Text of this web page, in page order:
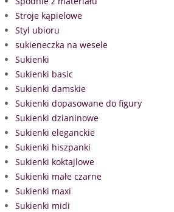
Stroje kąpielowe
Styl ubioru
sukieneczka na wesele
Sukienki
Sukienki basic
Sukienki damskie
Sukienki dopasowane do figury
Sukienki dzianinowe
Sukienki eleganckie
Sukienki hiszpanki
Sukienki koktajlowe
Sukienki małe czarne
Sukienki maxi
Sukienki midi